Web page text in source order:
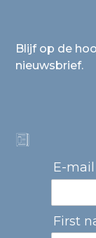
Blijf op de
nieuwsbrief.
E-
First